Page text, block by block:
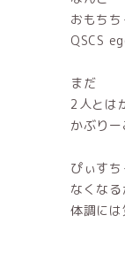
おもち
QSCS
まだ
2人とは
かぶり
ぴぃす
なくな
体調に